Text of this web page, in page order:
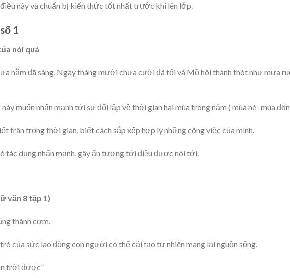
này và chuẩn bị kiến thức tốt nhất trước khi lên lớp.
1
nói quá
nằm đã sáng, Ngày tháng mười chưa cười đã tối và Mồ hôi thánh thót như mưa
muốn nhấn mạnh tới sự đối lập về thời gian hai mùa trong năm ( mùa hè- mùa
trân trọng thời gian, biết cách sắp xếp hợp lý những công việc của mình.
tác dụng nhấn mạnh, gây ấn tượng tới điều được nói tới.
văn 8 tập 1)
thành cơm.
của sức lao động con người có thể cải tạo tự nhiên mang lại nguồn sống.
trời được”